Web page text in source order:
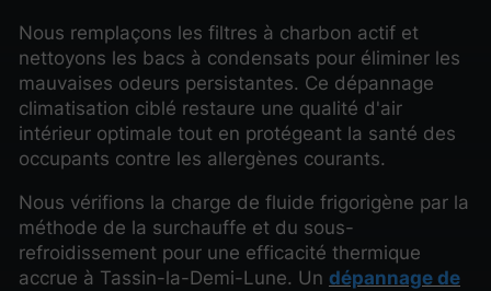
Nous remplaçons les filtres à charbon actif et
nettoyons les bacs à condensats pour éliminer les
mauvaises odeurs persistantes. Ce dépannage
climatisation ciblé restaure une qualité d'air
intérieur optimale tout en protégeant la santé des
occupants contre les allergènes courants.
Nous vérifions la charge de fluide frigorigène par la
méthode de la surchauffe et du sous-
refroidissement pour une efficacité thermique
accrue à Tassin-la-Demi-Lune. Un dépannage de